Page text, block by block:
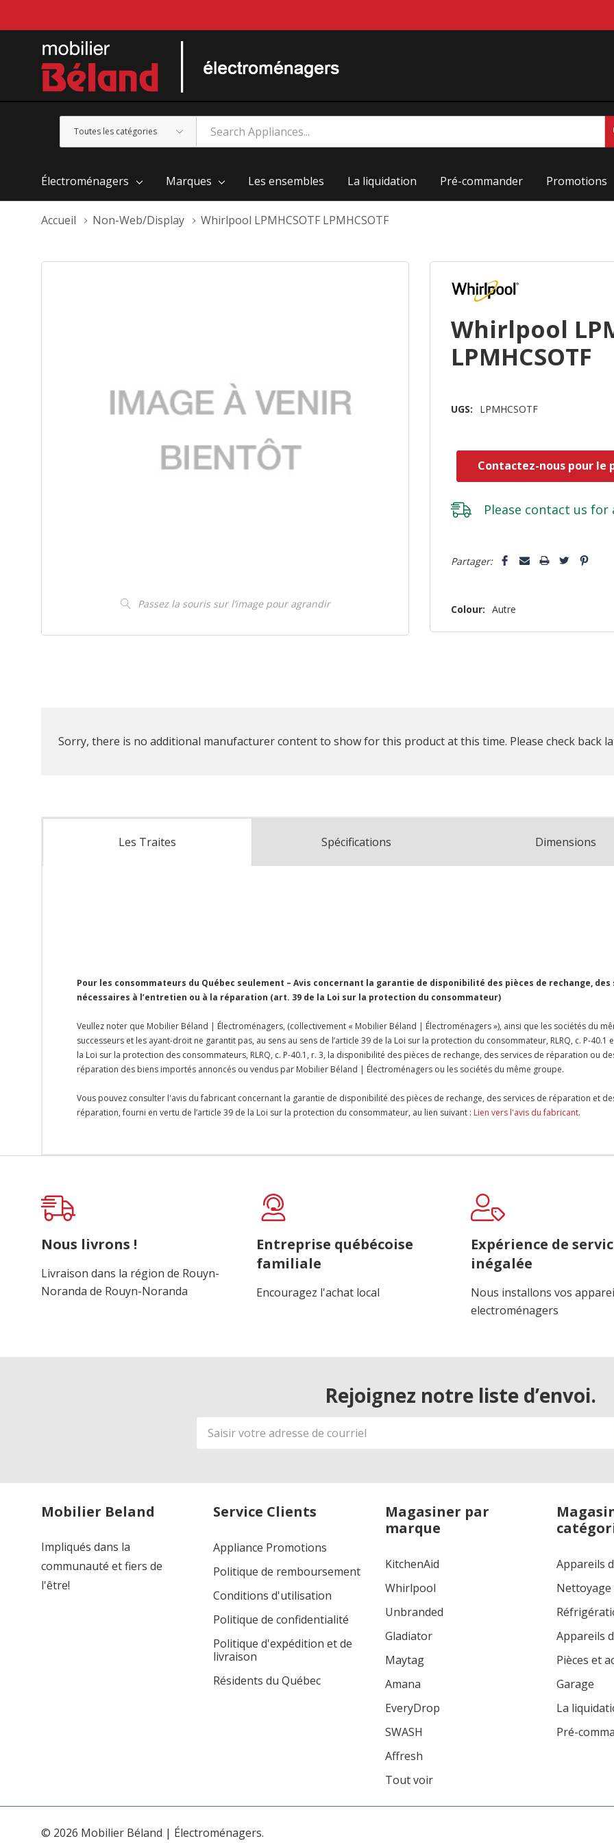
Toutes
les
Rechercher
Électroménagers Marques Les ensembles La liquidation Pré-commander Promotions
Accueil Non-Web/Display Whirlpool LPMHCSOTF LPMHCSOTF
Passez la souris sur l’image pour agrandir
Whirlpool
LPMHCSOTF
UGS: LPMHCSOTF
Contactez-nous pour le
Please contact us for
vous!
Partager:
Colour: Autre
Sorry, there is no additional manufacturer content to show for this product at this time. Please check back
Les Traites Spécifications Dimensions
Pour les consommateurs du Québec seulement – Avis concernant la garantie de disponibilité des pièces de rechange,
nécessaires à l’entretien ou à la réparation (art. 39 de la Loi sur la protection du consommateur)
Veullez noter que Mobilier Béland | Électroménagers, (collectivement « Mobilier Béland | Électroménagers »), ainsi que les sociétés du
successeurs et les ayant-droit ne garantit pas, au sens au sens de l’article 39 de la Loi sur la protection du consommateur, RLRQ, c. P-
la Loi sur la protection des consommateurs, RLRQ, c. P-40.1, r. 3, la disponibilité des pièces de rechange, des services de réparation ou
réparation des biens importés annoncés ou vendus par Mobilier Béland | Électroménagers ou les sociétés du même groupe.
Vous pouvez consulter l'avis du fabricant concernant la garantie de disponibilité des pièces de rechange, des services de réparation et
réparation, fourni en vertu de l’article 39 de la Loi sur la protection du consommateur, au lien suivant : Lien vers l'avis du fabricant.
personnalisé
Nous livrons !
Livraison dans la région de Rouyn-
Noranda de Rouyn-Noranda
Entreprise québécoise
familiale
Encouragez l'achat local
Expérience de
inégalée
Nous installons vos
electroménagers
Rejoignez notre liste d’envoi.
Adresse
de
Mobilier Beland
Impliqués dans la
communauté et fiers de
l'être!
Service Clients
Appliance Promotions
Politique de remboursement
Conditions d'utilisation
Politique de confidentialité
Politique d'expédition et de
livraison
Résidents du Québec
Magasiner par
marque
KitchenAid
Whirlpool
Unbranded
Gladiator
Maytag
Amana
EveryDrop
SWASH
Affresh
Tout voir
Appareils
Nettoyage
Appareils
Pièces et
Garage
La
Pré-
© 2026 Mobilier Béland | Électroménagers.